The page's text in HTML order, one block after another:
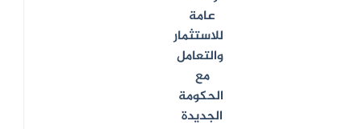
عامة
للاستثمار
والتعامل
مع
الحكومة
الجديدة